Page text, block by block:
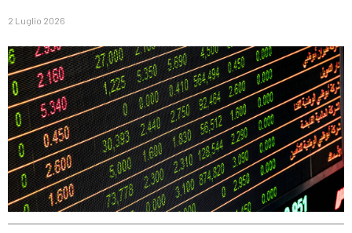
2 Luglio 2026